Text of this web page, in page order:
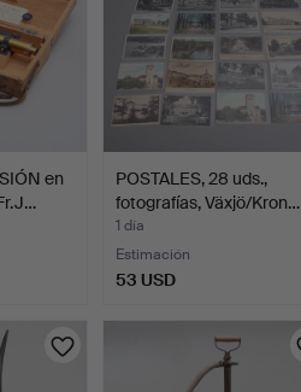
en
POSTALES, 28 uds.,
fotografías, Växjö/Kron…
1 día
Estimación
53 USD